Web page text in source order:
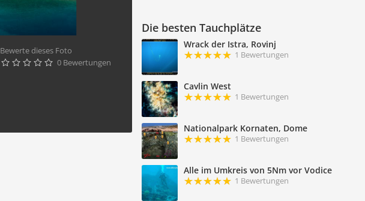
Die besten Tauchplätze
Wrack der Istra, Rovinj
1 Bewertungen
Cavlin West
1 Bewertungen
Nationalpark Kornaten, Dome
1 Bewertungen
Alle im Umkreis von 5Nm vor Vodice
1 Bewertungen
Bewerte dieses Foto
     0 Bewertungen